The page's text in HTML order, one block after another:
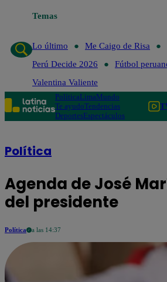
Temas
Lo último
Me Caigo de Risa
Perú Decide 2026
Fútbol
Valentina Valiente
PolíticaLimaMundo
Te ayudoTendencias
DeportesEspectáculos
Política
Agenda de José
del presidente
Política a las 14:37